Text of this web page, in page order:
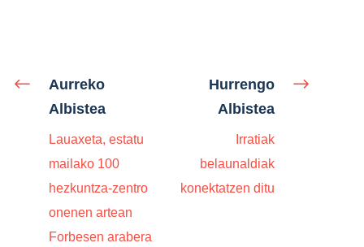
Aurreko
Albistea
Lauaxeta, estatu
mailako 100
hezkuntza-zentro
onenen artean
Forbesen arabera
Hurrengo
Albistea
Irratiak
belaunaldiak
konektatzen ditu